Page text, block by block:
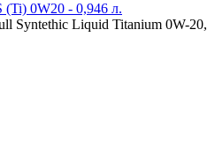
0W20 - 0,946 л.
Syntethic Liquid Titanium 0W-20,